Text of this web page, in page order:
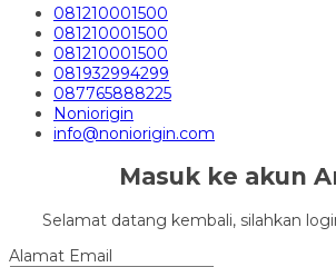
081210001500
081210001500
081210001500
081932994299
087765888225
Noniorigin
info@noniorigin.com
Masuk ke akun
Selamat datang kembali, silahkan
Alamat Email